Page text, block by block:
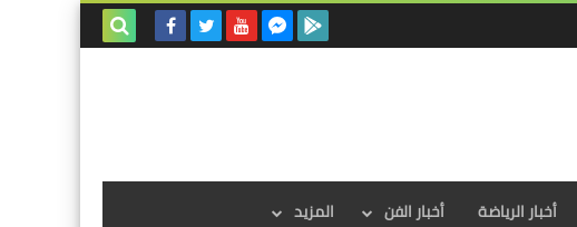
أخبار الرياضة أخبار الفن المزيد